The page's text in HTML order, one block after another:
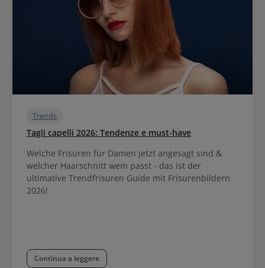
Trends
Tagli capelli 2026: Tendenze e must-have
Welche Frisuren für Damen jetzt angesagt sind &
welcher Haarschnitt wem passt - das ist der
ultimative Trendfrisuren Guide mit Frisurenbildern
2026!
Continua a leggere